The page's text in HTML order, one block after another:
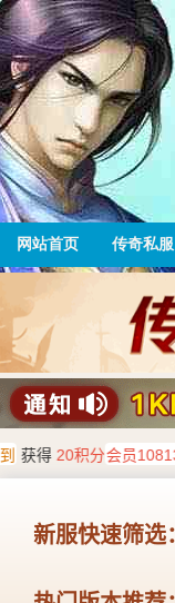
网站首页 传奇私服